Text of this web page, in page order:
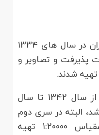
اولین عکسبرداری هوایی ایران در سال های 1334
پذیرفت و تصاویر و
در سری دوم عکس برداری از سال 1342 تا سال
البته در سری دوم
تصاویر و نقشه ها با مقیاس 1:20000 تهیه